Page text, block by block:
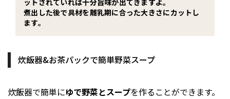
ットされていれば十分旨味が出てきますよ。
煮出した後で具材を離乳期に合った大きさにカットし
ます。
炊飯器&お茶パックで簡単野菜スープ
炊飯器で簡単にゆで野菜とスープを作ることができます。